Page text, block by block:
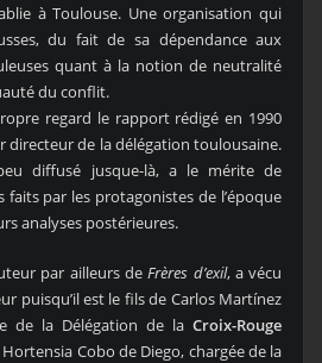
à Toulouse. Une organisation qui
du fait de sa dépendance aux
quant à la notion de neutralité
du conflit.
regard le rapport rédigé en 1990
directeur de la délégation toulousaine.
diffusé jusque-là, a le mérite de
faits par les protagonistes de l’époque
analyses postérieures.
par ailleurs deFrères d’exil, a vécu
puisqu’il est le fils de Carlos Martínez
de la Délégation de la Croix-Rouge
Cobo de Diego, chargée de la